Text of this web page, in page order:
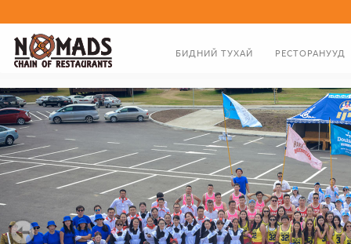
РЕСТОРАНУУД
ХООЛНЫ ЦЭС
БИДНИЙ ТУХАЙ
ТАНИЛЦУУЛГА
ЗАХИРЛЫН МЭНДЧИЛГЭЭ
БИДНИЙ ТҮҮХЭН ЗАМНАЛ